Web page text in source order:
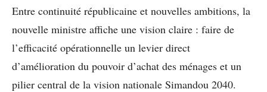
Entre continuité républicaine et nouvelles ambitions, la
nouvelle ministre affiche une vision claire : faire de
l’efficacité opérationnelle un levier direct
d’amélioration du pouvoir d’achat des ménages et un
pilier central de la vision nationale Simandou 2040.